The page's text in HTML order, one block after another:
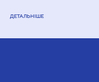
ДЕТАЛЬНІШЕ